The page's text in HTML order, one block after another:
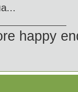
happy